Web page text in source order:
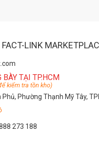
LINK
BÀY TẠI TP.HCM
kiểm tra tồn kho)
Phường Thạnh Mỹ Tây,
273 188